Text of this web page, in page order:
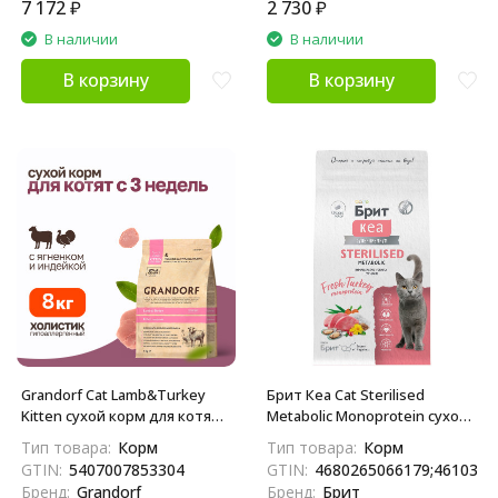
7 172₽
В наличии
В корзину
2 730₽
В наличии
В корзину
Grandorf Cat Lamb&Turkey
Kitten сухой корм для котят с
индейкой - 8 кг
Тип товара: Корм
GTIN: 5407007853304
Бренд: Grandorf
Брит Кеа Cat Sterilised
Metabolic Monoprotein сухой
кошек, с индейкой - 1,5 кг
Тип товара: Корм
GTIN:
Бренд: Брит